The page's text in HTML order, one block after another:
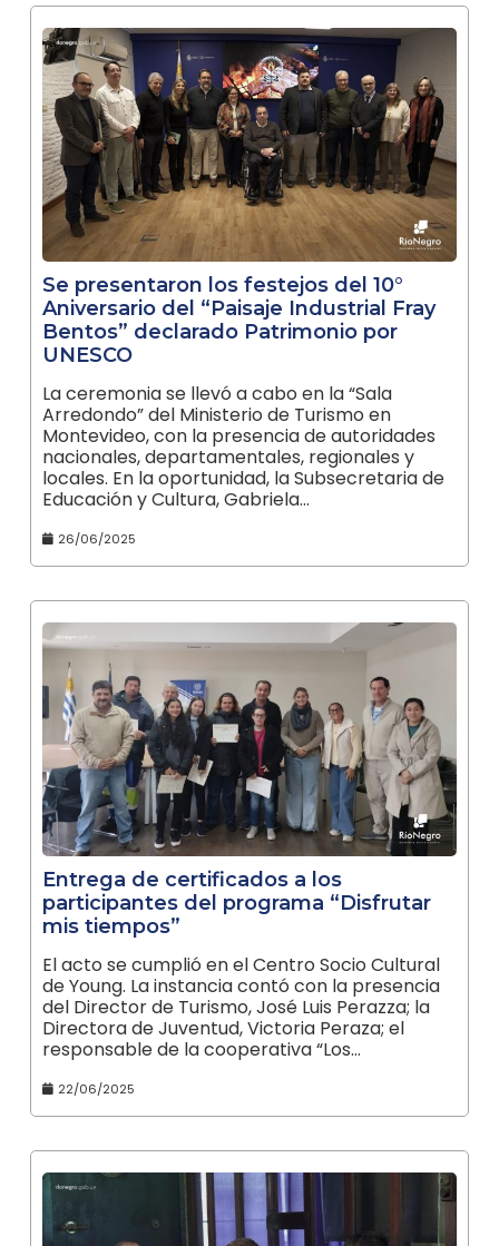
Se presentaron los festejos del 10°
Aniversario del “Paisaje Industrial Fray
Bentos” declarado Patrimonio por
UNESCO
La ceremonia se llevó a cabo en la “Sala
Arredondo” del Ministerio de Turismo en
Montevideo, con la presencia de autoridades
nacionales, departamentales, regionales y
locales. En la oportunidad, la Subsecretaria de
Educación y Cultura, Gabriela…
26/06/2025
Entrega de certificados a los
participantes del programa “Disfrutar
mis tiempos”
El acto se cumplió en el Centro Socio Cultural
de Young. La instancia contó con la presencia
del Director de Turismo, José Luis Perazza; la
Directora de Juventud, Victoria Peraza; el
responsable de la cooperativa “Los…
22/06/2025